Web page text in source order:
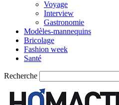
Voyage
Interview
Gastronomie
Modèles-mannequins
Bricolage
Fashion week
Santé
Recherche